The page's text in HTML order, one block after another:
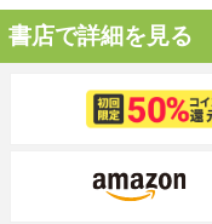
書店で詳細を見る